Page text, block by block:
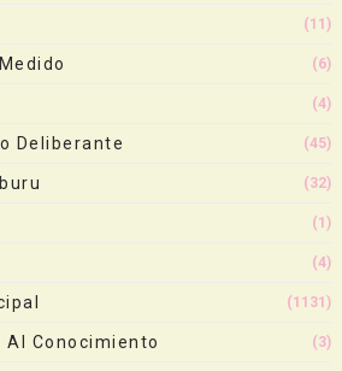
(11)
(6)
(4)
Deliberante (45)
(32)
(1)
(4)
(1131)
Al Conocimiento (3)